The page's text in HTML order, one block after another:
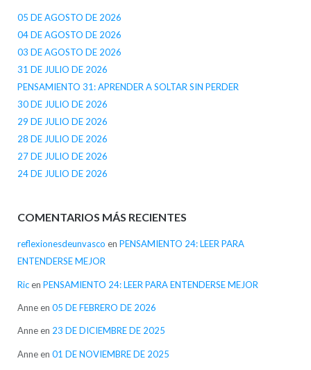
05 DE AGOSTO DE 2026
04 DE AGOSTO DE 2026
03 DE AGOSTO DE 2026
31 DE JULIO DE 2026
PENSAMIENTO 31: APRENDER A SOLTAR SIN PERDER
30 DE JULIO DE 2026
29 DE JULIO DE 2026
28 DE JULIO DE 2026
27 DE JULIO DE 2026
24 DE JULIO DE 2026
COMENTARIOS MÁS RECIENTES
reflexionesdeunvasco en PENSAMIENTO 24: LEER PARA
ENTENDERSE MEJOR
Ricen PENSAMIENTO 24: LEER PARA ENTENDERSE MEJOR
Anneen 05 DE FEBRERO DE 2026
Anneen 23 DE DICIEMBRE DE 2025
Anneen 01 DE NOVIEMBRE DE 2025